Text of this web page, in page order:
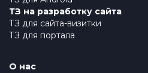
ТЗ на разработку сайта
ТЗ для сайта-визитки
ТЗ для портала
О нас